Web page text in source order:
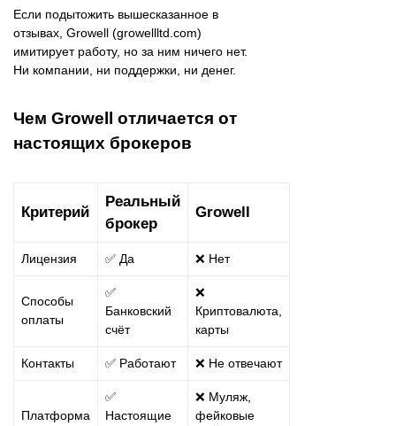
Если подытожить вышесказанное в
отзывах, Growell (growellltd.com)
имитирует работу, но за ним ничего нет.
Ни компании, ни поддержки, ни денег.
Чем Growell отличается от
настоящих брокеров
Критерий
Реальный
брокер
Growell
Лицензия ✅ Да ❌ Нет
Способы
оплаты
✅
Банковский
счёт
❌
Криптовалюта,
карты
Контакты ✅ Работают ❌ Не отвечают
Платформа
✅
Настоящие
❌ Муляж,
фейковые